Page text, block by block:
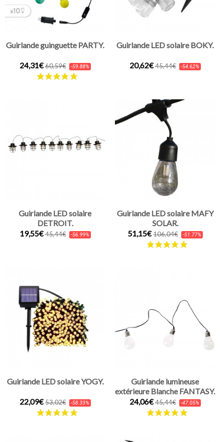
Guirlande guinguette PARTY.
24,31€60,59€ -59.88%
Guirlande LED solaire BOKY.
20,62€45,44€ -54.62%
Guirlande LED solaire
DETROIT.
19,55€45,44€ -56.99%
Guirlande LED solaire MAFY
SOLAR.
51,15€106,04€ -51.77%
Guirlande LED solaire YOGY.
22,09€53,02€ -58.33%
Guirlande lumineuse
extérieure Blanche FANTASY.
24,06€45,44€ -47.05%